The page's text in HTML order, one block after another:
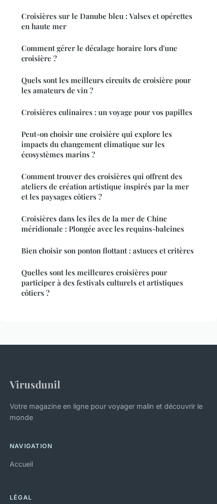
Croisières sur le Danube bleu : Valses et opérettes
en haute mer
Comment gérer le décalage horaire lors d'une
croisière ?
Quels sont les meilleurs circuits de croisière pour
les amateurs de vin ?
Croisières culinaires : un voyage pour vos papilles
Peut-on choisir une croisière qui explore les
impacts du changement climatique sur les
écosystèmes marins ?
Comment trouver des croisières qui offrent des
ateliers de création artistique inspirés par la mer
et les paysages côtiers ?
Croisières dans les îles de la mer de Chine
méridionale : Plongée avec les requins-baleines
Bien choisir son ponton flottant : astuces et critères
Quelles sont les meilleures croisières pour
participer à des festivals culturels et artistiques
côtiers ?
Virusdunil
Votre magazine en ligne pour voyager malin et découvrir le
monde
NAVIGATION
Accueil
LÉGAL